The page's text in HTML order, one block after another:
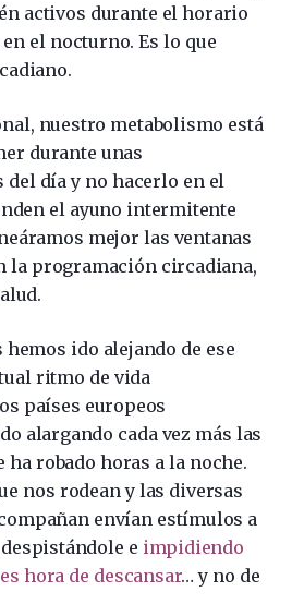
activos durante el horario
el nocturno. Es lo que
nuestro metabolismo está
durante unas
día y no hacerlo en el
el ayuno intermitente
mejor las ventanas
la programación circadiana,
ido alejando de ese
ritmo de vida
países europeos
alargando cada vez más las
ha robado horas a la noche.
nos rodean y las diversas
envían estímulos a
e impidiendo
hora de descansar… y no de